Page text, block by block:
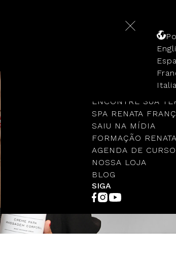
NOSSA HISTÓRIA
ENCONTRE SUA
SPA RENATA
SAIU NA MÍDIA
FORMAÇÃO
AGENDA DE
NOSSA LOJA
BLOG
SIGA